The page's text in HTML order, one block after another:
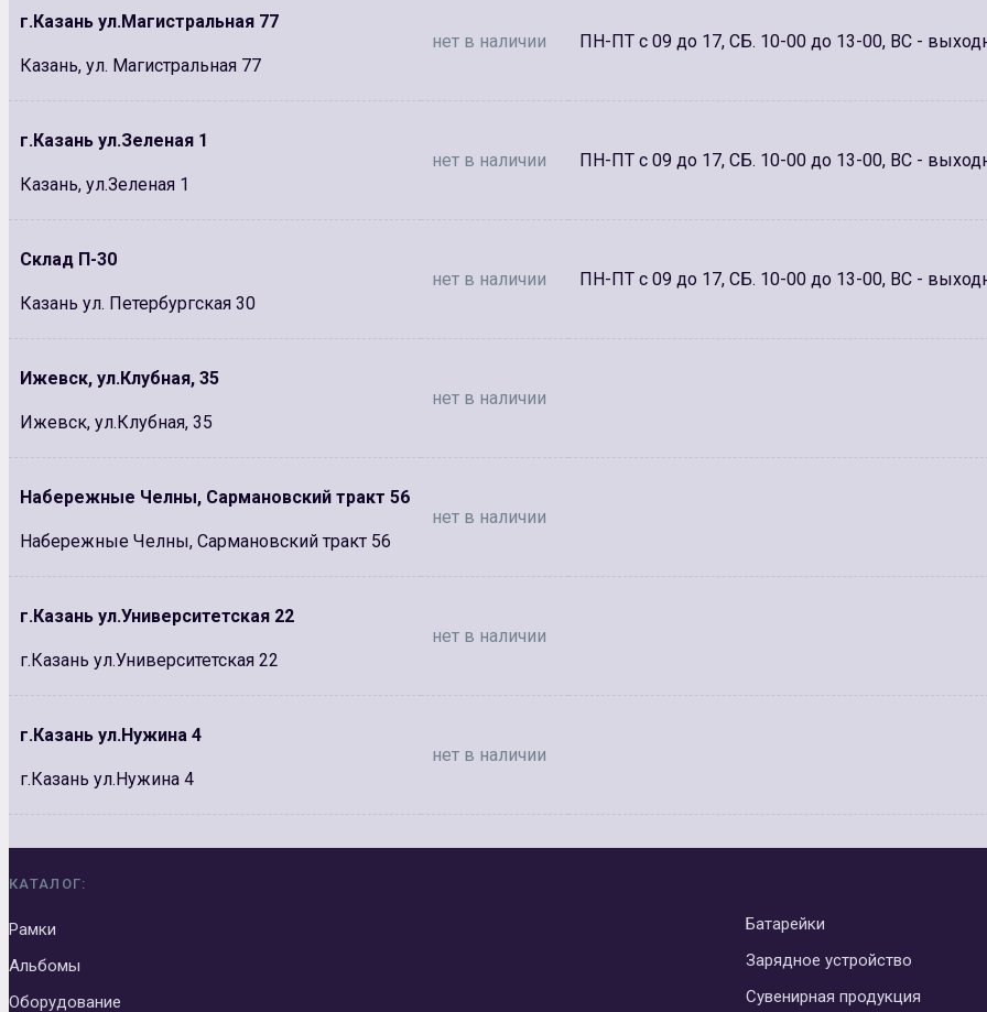
г.Казань ул.Магистральная 77
Казань, ул. Магистральная 77
нет в наличии ПН-ПТ с 09 до 17, СБ. 10-00 до 13-00, ВС -
г.Казань ул.Зеленая 1
Казань, ул.Зеленая 1
нет в наличии ПН-ПТ с 09 до 17, СБ. 10-00 до 13-00, ВС -
Склад П-30
Казань ул. Петербургская 30
нет в наличии ПН-ПТ с 09 до 17, СБ. 10-00 до 13-00, ВС -
Ижевск, ул.Клубная, 35
Ижевск, ул.Клубная, 35
нет в наличии
Набережные Челны, Сармановский тракт 56
Набережные Челны, Сармановский тракт 56
нет в наличии
г.Казань ул.Университетская 22
г.Казань ул.Университетская 22
нет в наличии
г.Казань ул.Нужина 4
г.Казань ул.Нужина 4
нет в наличии
КАТАЛОГ:
Рамки
Альбомы
Оборудование
Батарейки
Зарядное устройство
Сувенирная продукция